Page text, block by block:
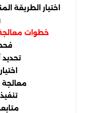
اختيار الطريقة
خطوات معالجة
تحديد